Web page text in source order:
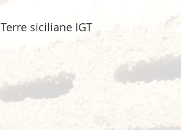
Terre siciliane IGT